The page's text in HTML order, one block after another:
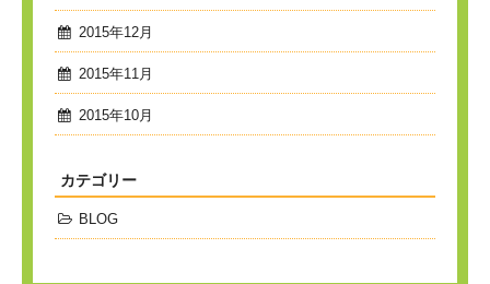
2015年12月
2015年11月
2015年10月
カテゴリー
BLOG